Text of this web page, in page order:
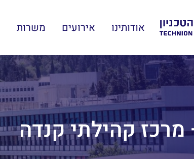
אודותינו אירועים משרות
קהילתי קנדה